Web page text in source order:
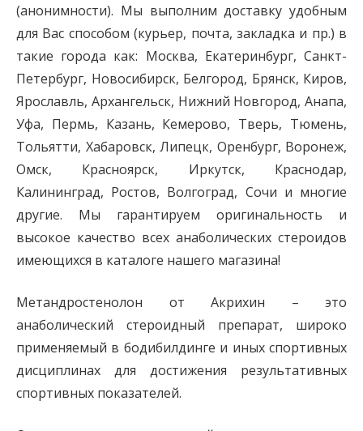
(анонимности). Мы выполним доставку удобным
для Вас способом (курьер, почта, закладка и пр.) в
такие города как: Москва, Екатеринбург, Санкт-
Петербург, Новосибирск, Белгород, Брянск, Киров,
Ярославль, Архангельск, Нижний Новгород, Анапа,
Уфа, Пермь, Казань, Кемерово, Тверь, Тюмень,
Тольятти, Хабаровск, Липецк, Оренбург, Воронеж,
Омск, Красноярск, Иркутск, Краснодар,
Калининград, Ростов, Волгоград, Сочи и многие
другие. Мы гарантируем оригинальность и
высокое качество всех анаболических стероидов
имеющихся в каталоге нашего магазина!
Метандростенолон от Акрихин – это
анаболический стероидный препарат, широко
применяемый в бодибилдинге и иных спортивных
дисциплинах для достижения результативных
спортивных показателей.